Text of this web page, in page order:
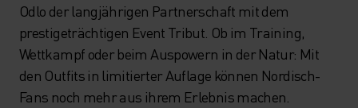
Odlo der langjährigen Partnerschaft mit dem
prestigeträchtigen Event Tribut. Ob im Training,
Wettkampf oder beim Auspowern in der Natur: Mit
den Outfits in limitierter Auflage können Nordisch-
Fans noch mehr aus ihrem Erlebnis machen.